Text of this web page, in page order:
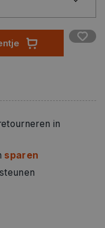
in
sparen